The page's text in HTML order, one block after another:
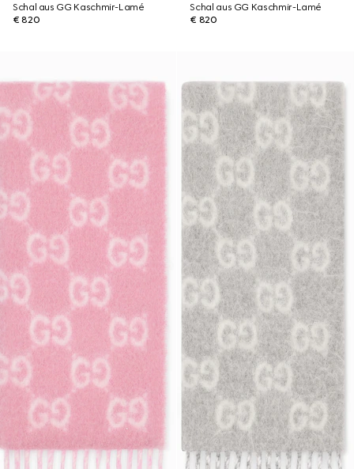
Schal aus GG Kaschmir-Lamé
€ 820
Schal aus GG Kaschmir-Lamé
€ 820